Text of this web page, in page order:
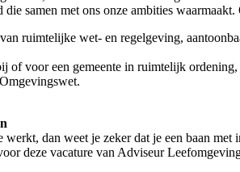
samen met ons onze ambities waarmaakt.
ruimtelijke wet- en regelgeving,
of voor een gemeente in ruimtelijk
werkt, dan weet je zeker dat je een baan
deze vacature van Adviseur